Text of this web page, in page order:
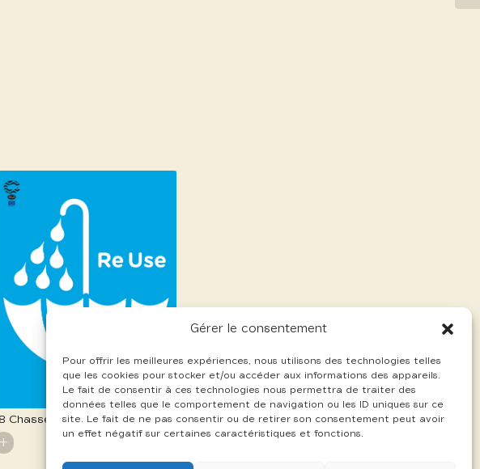
Gérer le consentement
Pour offrir les meilleures expériences, nous utilisons des technologies telles
que les cookies pour stocker et/ou accéder aux informations des appareils.
Le fait de consentir à ces technologies nous permettra de traiter des
données telles que le comportement de navigation ou les ID uniques sur ce
site. Le fait de ne pas consentir ou de retirer son consentement peut avoir
un effet négatif sur certaines caractéristiques et fonctions.
Chassériau Cécile
+